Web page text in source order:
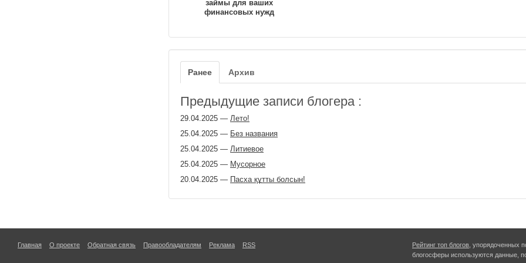
займы для ваших
финансовых нужд
Ранее Архив
Предыдущие записи блогера :
29.04.2025 — Лето!
25.04.2025 — Без названия
25.04.2025 — Литиевое
25.04.2025 — Мусорное
20.04.2025 — Пасха құтты болсын!
Главная О проекте Обратная связь Правообладателям Реклама RSS Рейтинг топ блогов , упорядоченных
блогосферы используются данные,